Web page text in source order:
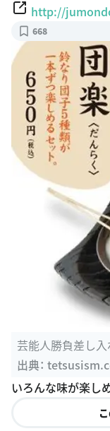
http://
668
芸能人勝負差し
が続出？【行列の ...
出典：
syoubu-
いろんな味が楽し